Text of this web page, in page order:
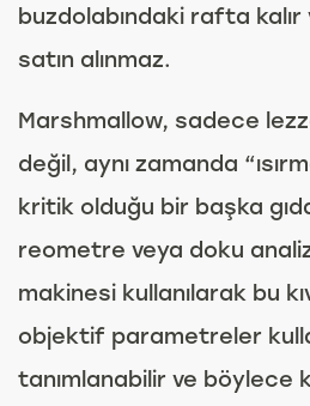
buzdolabındaki rafta
satın alınmaz.
Marshmallow, sadece
değil, aynı zamanda
kritik olduğu bir başka
reometre veya doku
makinesi kullanılarak bu
objektif parametreler
tanımlanabilir ve böylece